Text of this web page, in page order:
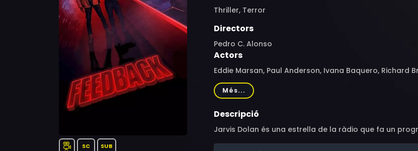
SC SUB
Thriller, Terror
Directors
Pedro C. Alonso
Actors
Eddie Marsan, Paul Anderson, Ivana Baquero, Richard
Aldeguer, Alana Boden, Anthony Stewart Head
Més...
Descripció
Jarvis Dolan és una estrella de la ràdio que fa un